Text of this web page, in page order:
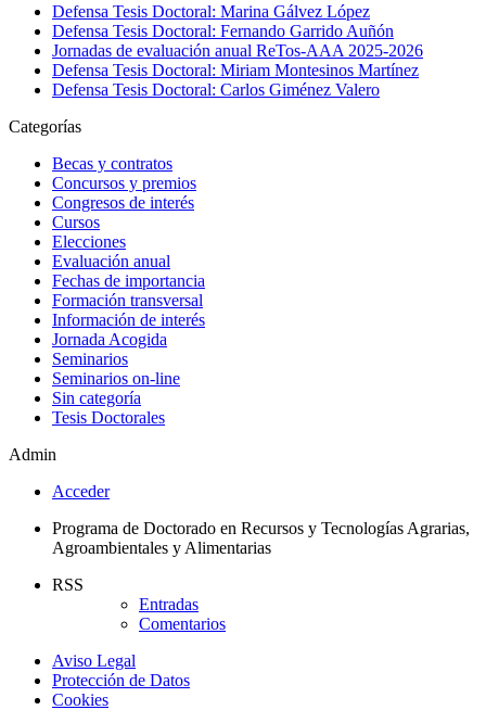
Defensa Tesis Doctoral: Marina Gálvez López
Defensa Tesis Doctoral: Fernando Garrido Auñón
Jornadas de evaluación anual ReTos-AAA 2025-2026
Defensa Tesis Doctoral: Miriam Montesinos Martínez
Defensa Tesis Doctoral: Carlos Giménez Valero
Categorías
Becas y contratos
Concursos y premios
Congresos de interés
Cursos
Elecciones
Evaluación anual
Fechas de importancia
Formación transversal
Información de interés
Jornada Acogida
Seminarios
Seminarios on-line
Sin categoría
Tesis Doctorales
Admin
Acceder
Programa de Doctorado en Recursos y Tecnologías Agrarias,
Agroambientales y Alimentarias
RSS
Entradas
Comentarios
Aviso Legal
Protección de Datos
Cookies